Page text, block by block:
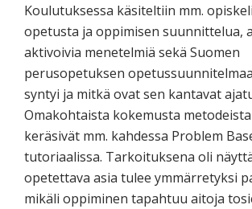
Koulutuksessa käsiteltiin mm.
opetusta ja oppimisen suunnittelua,
aktivoivia menetelmiä sekä Suomen
perusopetuksen
syntyi ja mitkä ovat sen kantavat
Omakohtaista kokemusta
keräsivät mm. kahdessa Problem
tutoriaalissa. Tarkoituksena oli
opetettava asia tulee ymmärretyksi
mikäli oppiminen tapahtuu aitoja